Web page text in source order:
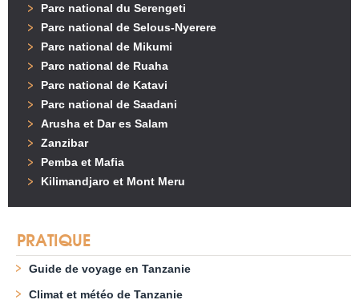
Parc national du Serengeti
Parc national de Selous-Nyerere
Parc national de Mikumi
Parc national de Ruaha
Parc national de Katavi
Parc national de Saadani
Arusha et Dar es Salam
Zanzibar
Pemba et Mafia
Kilimandjaro et Mont Meru
PRATIQUE
Guide de voyage en Tanzanie
Climat et météo de Tanzanie